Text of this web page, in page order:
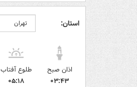
استان:
اذان صبح
۰۳:۴۳
طلوع آفتاب
۰۵:۱۸